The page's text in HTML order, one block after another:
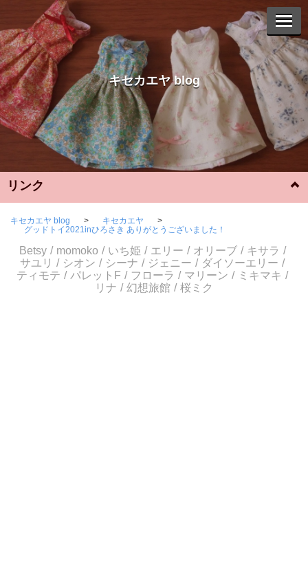
キセカエヤ blog
リンク
Instagram
YouTube
WebShop
キセカエヤ blog
キセカエヤ
グッドトイ2021inひろさき ありがとうございました！
Betsy momoko いち姫 エリー オリーブ
キサラ
サユリ
シオン シーナ ジェニー
ダイソーエリー
ティモテ
パレットF フローラ マリーン
ミキマキ
リナ
幻想旅館 桜ミク